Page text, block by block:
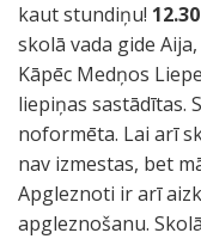
kaut stundiņu!
skolā vada gide
Kāpēc Medņos
liepiņas sastādītas.
noformēta. Lai arī
nav izmestas, bet
Apgleznoti ir arī
apgleznošanu.